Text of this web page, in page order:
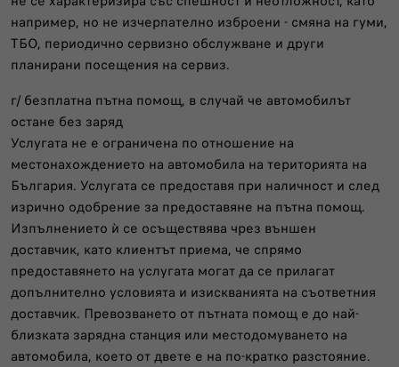
например, но не изчерпателно изброени - смяна на гуми,
ТБО, периодично сервизно обслужване и други
планирани посещения на сервиз.
г/ безплатна пътна помощ, в случай че автомобилът
остане без заряд
Услугата не е ограничена по отношение на
местонахождението на автомобила на територията на
България. Услугата се предоставя при наличност и след
изрично одобрение за предоставяне на пътна помощ.
Изпълнението ѝ се осъществява чрез външен
доставчик, като клиентът приема, че спрямо
предоставянето на услугата могат да се прилагат
допълнително условията и изискванията на съответния
доставчик. Превозването от пътната помощ е до най-
близката зарядна станция или местодомуването на
автомобила, което от двете е на по-кратко разстояние.